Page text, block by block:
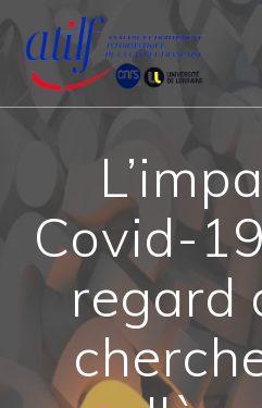
Covid-
regard